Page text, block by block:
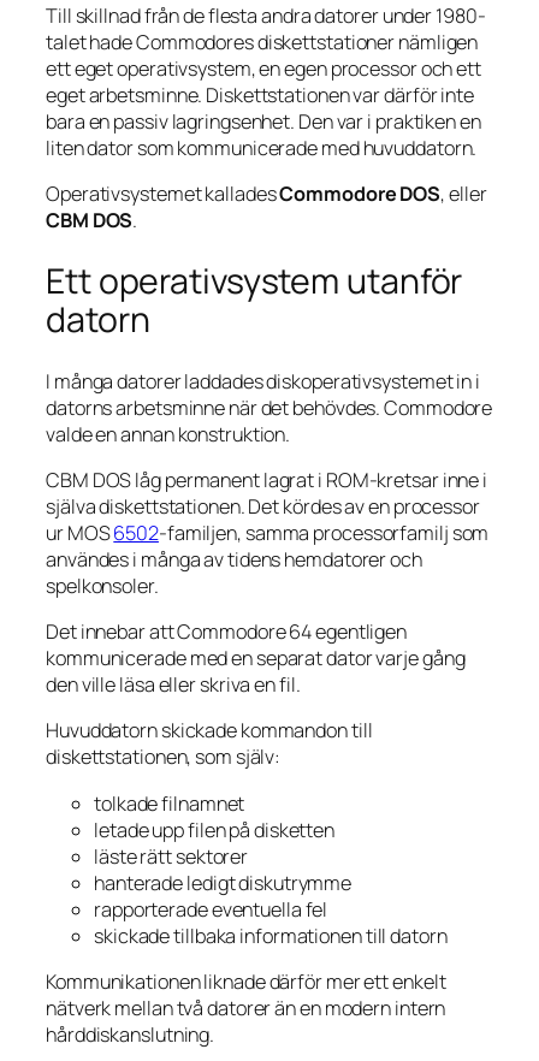
Till skillnad från de flesta andra datorer under 1980-
talet hade Commodores diskettstationer nämligen
ett eget operativsystem, en egen processor och ett
eget arbetsminne. Diskettstationen var därför inte
bara en passiv lagringsenhet. Den var i praktiken en
liten dator som kommunicerade med huvuddatorn.
Operativsystemet kalladesCommodore DOS, eller
CBM DOS.
Ett operativsystem utanför
datorn
I många datorer laddades diskoperativsystemet in i
datorns arbetsminne när det behövdes. Commodore
valde en annan konstruktion.
CBM DOS låg permanent lagrat i ROM-kretsar inne i
själva diskettstationen. Det kördes av en processor
ur MOS6502-familjen, samma processorfamilj som
användes i många av tidens hemdatorer och
spelkonsoler.
Det innebar att Commodore 64 egentligen
kommunicerade med en separat dator varje gång
den ville läsa eller skriva en fil.
Huvuddatorn skickade kommandon till
diskettstationen, som själv:
tolkade filnamnet
letade upp filen på disketten
läste rätt sektorer
hanterade ledigt diskutrymme
rapporterade eventuella fel
skickade tillbaka informationen till datorn
Kommunikationen liknade därför mer ett enkelt
nätverk mellan två datorer än en modern intern
hårddiskanslutning.